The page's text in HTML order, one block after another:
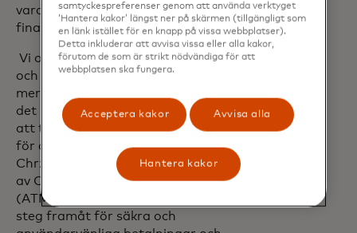
vardagliga transaktioner för
finansinstitut och deras kunder.”
Vi omdefinierar uttag från ATM i Polen –
och erbjuder en snabbare, säkrare och
mer sömlös upplevelse. Med CDCVM blir
det lika enkelt att använda en ATM som
att trycka på din telefon eller ditt kort
för att betala i en butik,” sade Jarosław
Chrzanowski, VD för ITCARD. Införandet
av CDCVM för uttag i uttagsautomater
(ATM) i Polen markerar ett betydande
steg framåt för säkra och
samtyckespreferenser genom att använda verktyget
‘Hantera kakor’ längst ner på skärmen (tillgängligt som
en länk istället för en knapp på vissa webbplatser).
Detta inkluderar att avvisa vissa eller alla kakor,
förutom de som är strikt nödvändiga för att
webbplatsen ska fungera.
Acceptera kakor Avvisa alla
Hantera kakor